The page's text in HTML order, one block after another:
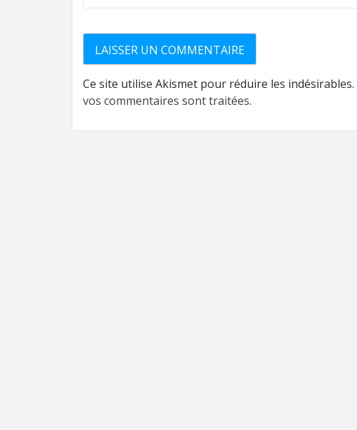
Ce site utilise Akismet pour réduire les indésirables.
vos commentaires sont traitées.